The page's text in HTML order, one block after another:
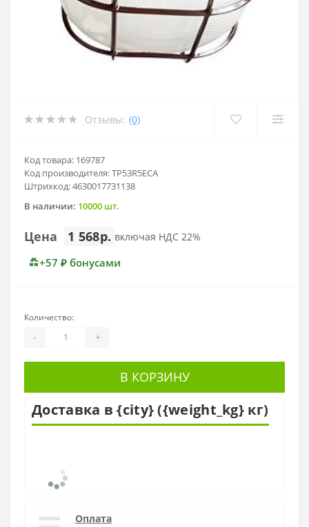
Отзывы: (0)
Код товара: 169787
Код производителя: TP53R5ECA
Штрихкод: 4630017731138
В наличии: 10000 шт.
Цена 1 568р. включая НДС 22%
+57 ₽ бонусами
Количество:
- +
В КОРЗИНУ
Доставка в {city} ({weight_kg} кг)
Оплата